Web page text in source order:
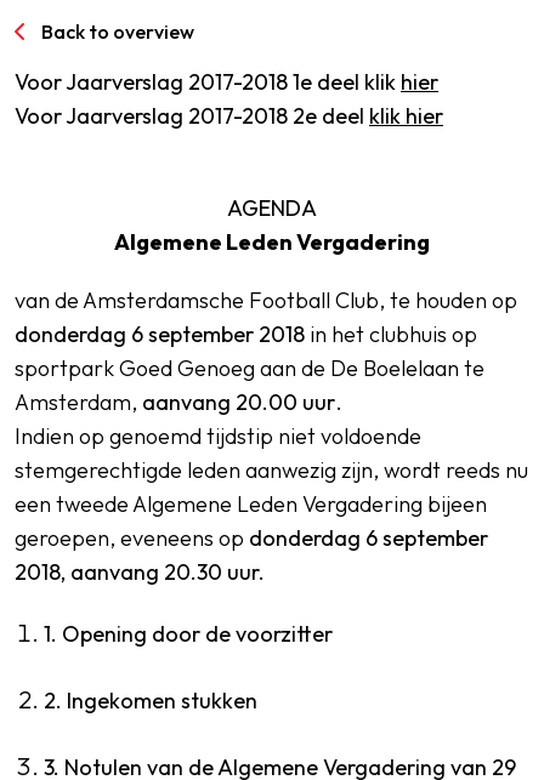
Back to overview
Voor Jaarverslag 2017-2018 1e deel klik hier
Voor Jaarverslag 2017-2018 2e deel klik hier
AGENDA
Algemene Leden Vergadering
van de Amsterdamsche Football Club, te houden op
donderdag 6 september 2018 in het clubhuis op
sportpark Goed Genoeg aan de De Boelelaan te
Amsterdam, aanvang 20.00 uur.
Indien op genoemd tijdstip niet voldoende
stemgerechtigde leden aanwezig zijn, wordt reeds nu
een tweede Algemene Leden Vergadering bijeen
geroepen, eveneens op donderdag 6 september
2018, aanvang 20.30 uur.
1. Opening door de voorzitter
2. Ingekomen stukken
3. Notulen van de Algemene Vergadering van 29